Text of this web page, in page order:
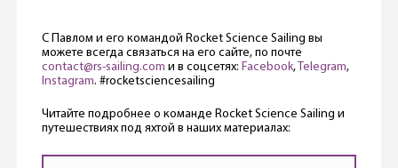
С Павлом и его командой Rocket Science Sailing вы
можете всегда связаться на его сайте, по почте
contact@rs-sailing.com и в соцсетях: Facebook, Telegram,
Instagram. #rocketsciencesailing
Читайте подробнее о команде Rocket Science Sailing и
путешествиях под яхтой в наших материалах: